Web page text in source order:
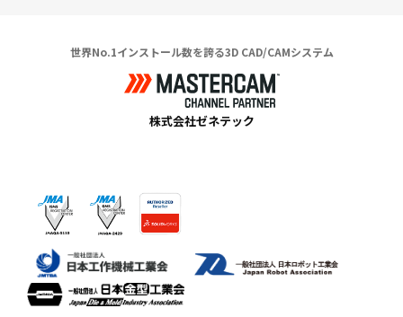
世界No.1インストール数を誇る3D CAD/CAMシステム
株式会社ゼネテック